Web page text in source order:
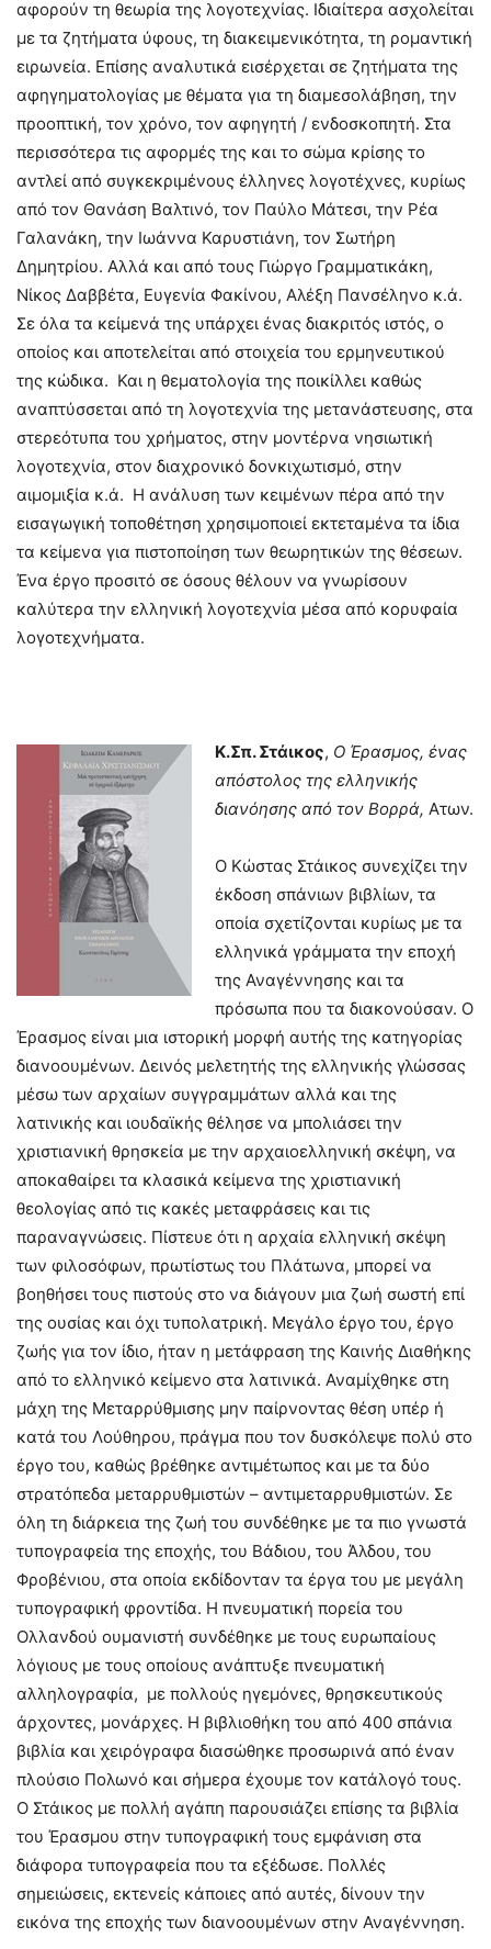
αφορούν τη θεωρία της λογοτεχνίας. Ιδιαίτερα ασχολείται
με τα ζητήματα ύφους, τη διακειμενικότητα, τη ρομαντική
ειρωνεία. Επίσης αναλυτικά εισέρχεται σε ζητήματα της
αφηγηματολογίας με θέματα για τη διαμεσολάβηση, την
προοπτική, τον χρόνο, τον αφηγητή / ενδοσκοπητή. Στα
περισσότερα τις αφορμές της και το σώμα κρίσης το
αντλεί από συγκεκριμένους έλληνες λογοτέχνες, κυρίως
από τον Θανάση Βαλτινό, τον Παύλο Μάτεσι, την Ρέα
Γαλανάκη, την Ιωάννα Καρυστιάνη, τον Σωτήρη
Δημητρίου. Αλλά και από τους Γιώργο Γραμματικάκη,
Νίκος Δαββέτα, Ευγενία Φακίνου, Αλέξη Πανσέληνο κ.ά.
Σε όλα τα κείμενά της υπάρχει ένας διακριτός ιστός, ο
οποίος και αποτελείται από στοιχεία του ερμηνευτικού
της κώδικα. Και η θεματολογία της ποικίλλει καθώς
αναπτύσσεται από τη λογοτεχνία της μετανάστευσης, στα
στερεότυπα του χρήματος, στην μοντέρνα νησιωτική
λογοτεχνία, στον διαχρονικό δονκιχωτισμό, στην
αιμομιξία κ.ά. Η ανάλυση των κειμένων πέρα από την
εισαγωγική τοποθέτηση χρησιμοποιεί εκτεταμένα τα ίδια
τα κείμενα για πιστοποίηση των θεωρητικών της θέσεων.
Ένα έργο προσιτό σε όσους θέλουν να γνωρίσουν
καλύτερα την ελληνική λογοτεχνία μέσα από κορυφαία
λογοτεχνήματα.
Κ.Σπ. Στάικος, Ο Έρασμος, ένας
απόστολος της ελληνικής
διανόησης από τον Βορρά, Ατων.
Ο Κώστας Στάικος συνεχίζει την
έκδοση σπάνιων βιβλίων, τα
οποία σχετίζονται κυρίως με τα
ελληνικά γράμματα την εποχή
της Αναγέννησης και τα
πρόσωπα που τα διακονούσαν. Ο
Έρασμος είναι μια ιστορική μορφή αυτής της κατηγορίας
διανοουμένων. Δεινός μελετητής της ελληνικής γλώσσας
μέσω των αρχαίων συγγραμμάτων αλλά και της
λατινικής και ιουδαϊκής θέλησε να μπολιάσει την
χριστιανική θρησκεία με την αρχαιοελληνική σκέψη, να
αποκαθαίρει τα κλασικά κείμενα της χριστιανική
θεολογίας από τις κακές μεταφράσεις και τις
παραναγνώσεις. Πίστευε ότι η αρχαία ελληνική σκέψη
των φιλοσόφων, πρωτίστως του Πλάτωνα, μπορεί να
βοηθήσει τους πιστούς στο να διάγουν μια ζωή σωστή επί
της ουσίας και όχι τυπολατρική. Μεγάλο έργο του, έργο
ζωής για τον ίδιο, ήταν η μετάφραση της Καινής Διαθήκης
από το ελληνικό κείμενο στα λατινικά. Αναμίχθηκε στη
μάχη της Μεταρρύθμισης μην παίρνοντας θέση υπέρ ή
κατά του Λούθηρου, πράγμα που τον δυσκόλεψε πολύ στο
έργο του, καθώς βρέθηκε αντιμέτωπος και με τα δύο
στρατόπεδα μεταρρυθμιστών – αντιμεταρρυθμιστών. Σε
όλη τη διάρκεια της ζωή του συνδέθηκε με τα πιο γνωστά
τυπογραφεία της εποχής, του Βάδιου, του Άλδου, του
Φροβένιου, στα οποία εκδίδονταν τα έργα του με μεγάλη
τυπογραφική φροντίδα. Η πνευματική πορεία του
Ολλανδού ουμανιστή συνδέθηκε με τους ευρωπαίους
λόγιους με τους οποίους ανάπτυξε πνευματική
αλληλογραφία, με πολλούς ηγεμόνες, θρησκευτικούς
άρχοντες, μονάρχες. Η βιβλιοθήκη του από 400 σπάνια
βιβλία και χειρόγραφα διασώθηκε προσωρινά από έναν
πλούσιο Πολωνό και σήμερα έχουμε τον κατάλογό τους.
Ο Στάικος με πολλή αγάπη παρουσιάζει επίσης τα βιβλία
του Έρασμου στην τυπογραφική τους εμφάνιση στα
διάφορα τυπογραφεία που τα εξέδωσε. Πολλές
σημειώσεις, εκτενείς κάποιες από αυτές, δίνουν την
εικόνα της εποχής των διανοουμένων στην Αναγέννηση.